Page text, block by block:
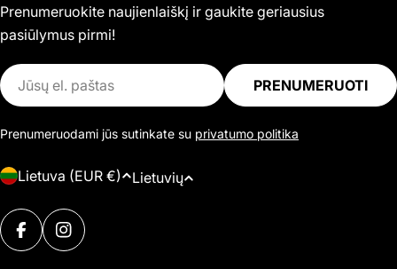
Prenumeruokite naujienlaiškį ir gaukite geriausius
pasiūlymus pirmi!
El.
paštas
PRENUMERUOTI
Prenumeruodami jūs sutinkate su privatumo politika
Š
l
i
Lietuva (EUR €)
K
Lietuvių
Mokėjimo
būdaiFACEBOOKINSTAGRAM